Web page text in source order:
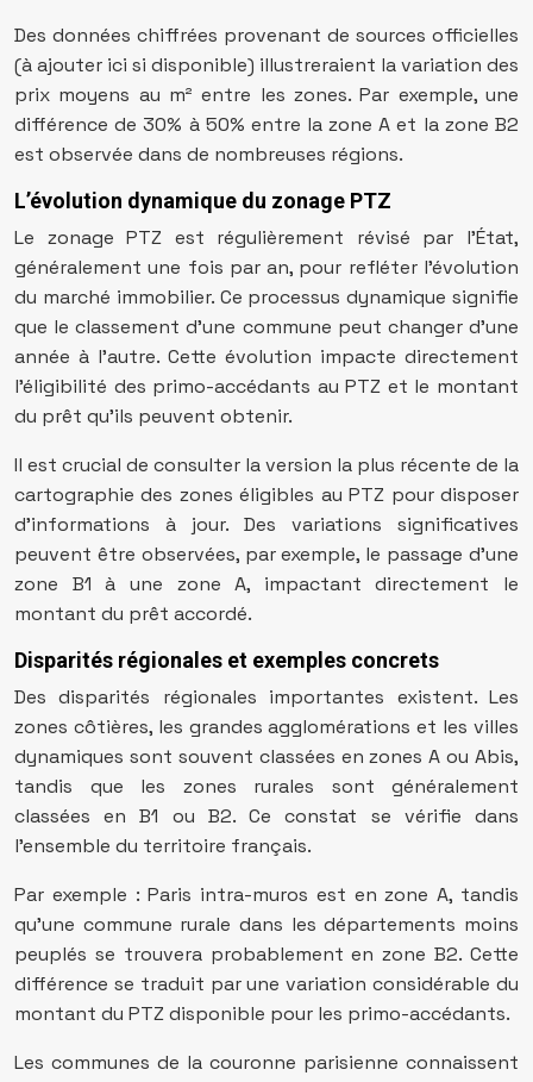
Des données chiffrées provenant de sources officielles
(à ajouter ici si disponible) illustreraient la variation des
prix moyens au m² entre les zones. Par exemple, une
différence de 30% à 50% entre la zone A et la zone B2
est observée dans de nombreuses régions.
L’évolution dynamique du zonage PTZ
Le zonage PTZ est régulièrement révisé par l’État,
généralement une fois par an, pour refléter l’évolution
du marché immobilier. Ce processus dynamique signifie
que le classement d’une commune peut changer d’une
année à l’autre. Cette évolution impacte directement
l’éligibilité des primo-accédants au PTZ et le montant
du prêt qu’ils peuvent obtenir.
Il est crucial de consulter la version la plus récente de la
cartographie des zones éligibles au PTZ pour disposer
d’informations à jour. Des variations significatives
peuvent être observées, par exemple, le passage d’une
zone B1 à une zone A, impactant directement le
montant du prêt accordé.
Disparités régionales et exemples concrets
Des disparités régionales importantes existent. Les
zones côtières, les grandes agglomérations et les villes
dynamiques sont souvent classées en zones A ou Abis,
tandis que les zones rurales sont généralement
classées en B1 ou B2. Ce constat se vérifie dans
l’ensemble du territoire français.
Par exemple : Paris intra-muros est en zone A, tandis
qu’une commune rurale dans les départements moins
peuplés se trouvera probablement en zone B2. Cette
différence se traduit par une variation considérable du
montant du PTZ disponible pour les primo-accédants.
Les communes de la couronne parisienne connaissent